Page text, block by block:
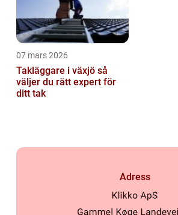
07 mars 2026
Takläggare i växjö så
väljer du rätt expert för
ditt tak
Adress